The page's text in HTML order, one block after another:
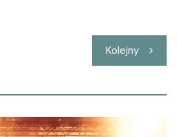
Kolejny